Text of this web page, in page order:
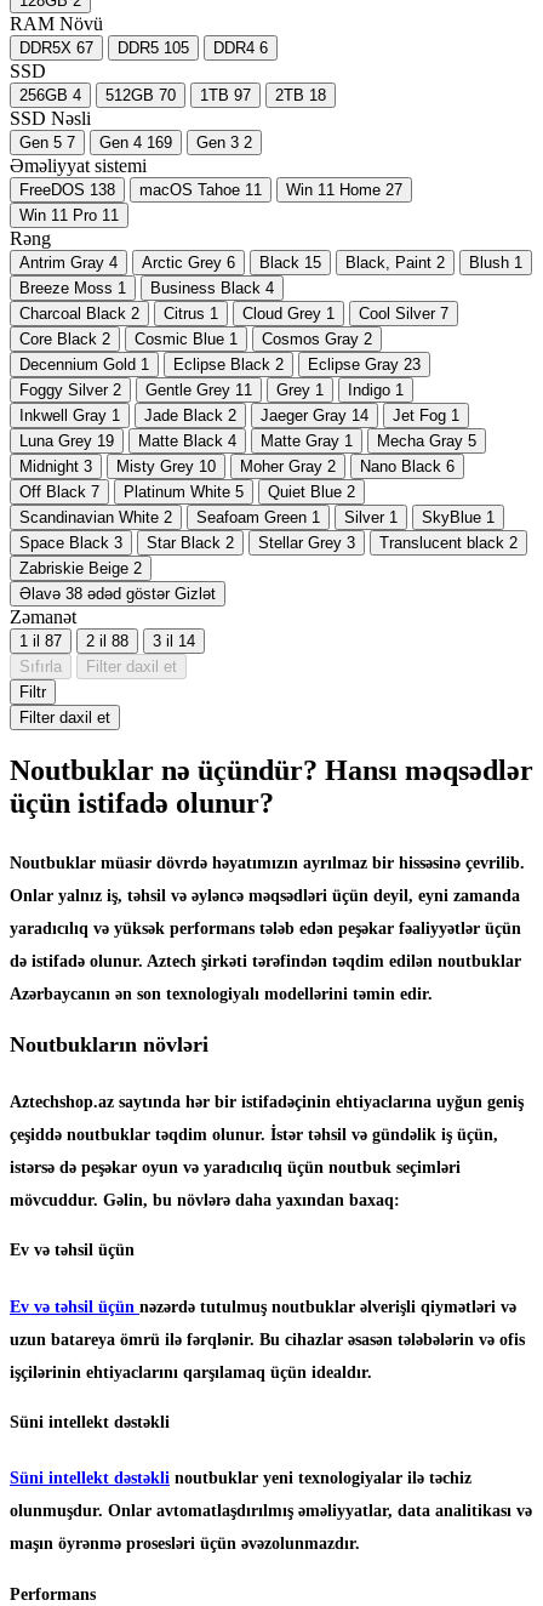
RAM Növü
DDR5X 67 DDR5 105 DDR4 6
SSD
256GB 4 512GB 70 1TB 97 2TB 18
SSD Nəsli
Gen 5 7 Gen 4 169 Gen 3 2
Əməliyyat sistemi
FreeDOS 138 macOS Tahoe 11 Win 11 Home 27
Win 11 Pro 11
Rəng
Antrim Gray 4 Arctic Grey 6 Black 15 Black, Paint 2 Blush 1
Breeze Moss 1 Business Black 4
Charcoal Black 2 Citrus 1 Cloud Grey 1 Cool Silver 7
Core Black 2 Cosmic Blue 1 Cosmos Gray 2
Decennium Gold 1 Eclipse Black 2 Eclipse Gray 23
Foggy Silver 2 Gentle Grey 11 Grey 1 Indigo 1
Inkwell Gray 1 Jade Black 2 Jaeger Gray 14 Jet Fog 1
Luna Grey 19 Matte Black 4 Matte Gray 1 Mecha Gray 5
Midnight 3 Misty Grey 10 Moher Gray 2 Nano Black 6
Off Black 7 Platinum White 5 Quiet Blue 2
Scandinavian White 2 Seafoam Green 1 Silver 1 SkyBlue 1
Space Black 3 Star Black 2 Stellar Grey 3 Translucent black 2
Zabriskie Beige 2
Əlavə 38 ədəd göstər Gizlət
Zəmanət
1 il 87 2 il 88 3 il 14
Sıfırla
Filter daxil et
Filtr
Filter daxil et
Noutbuklar nə üçündür? Hansı məqsədlər
üçün istifadə olunur?
Noutbuklar müasir dövrdə həyatımızın ayrılmaz bir hissəsinə çevrilib.
Onlar yalnız iş, təhsil və əyləncə məqsədləri üçün deyil, eyni zamanda
yaradıcılıq və yüksək performans tələb edən peşəkar fəaliyyətlər üçün
də istifadə olunur. Aztech şirkəti tərəfindən təqdim edilən noutbuklar
Azərbaycanın ən son texnologiyalı modellərini təmin edir.
Noutbukların növləri
Aztechshop.az saytında hər bir istifadəçinin ehtiyaclarına uyğun geniş
çeşiddə noutbuklar təqdim olunur. İstər təhsil və gündəlik iş üçün,
istərsə də peşəkar oyun və yaradıcılıq üçün noutbuk seçimləri
mövcuddur. Gəlin, bu növlərə daha yaxından baxaq:
Ev və təhsil üçün
Ev və təhsil üçün nəzərdə tutulmuş noutbuklar əlverişli qiymətləri və
uzun batareya ömrü ilə fərqlənir. Bu cihazlar əsasən tələbələrin və ofis
işçilərinin ehtiyaclarını qarşılamaq üçün idealdır.
Süni intellekt dəstəkli
Süni intellekt dəstəkli noutbuklar yeni texnologiyalar ilə təchiz
olunmuşdur. Onlar avtomatlaşdırılmış əməliyyatlar, data analitikası və
maşın öyrənmə prosesləri üçün əvəzolunmazdır.
Performans